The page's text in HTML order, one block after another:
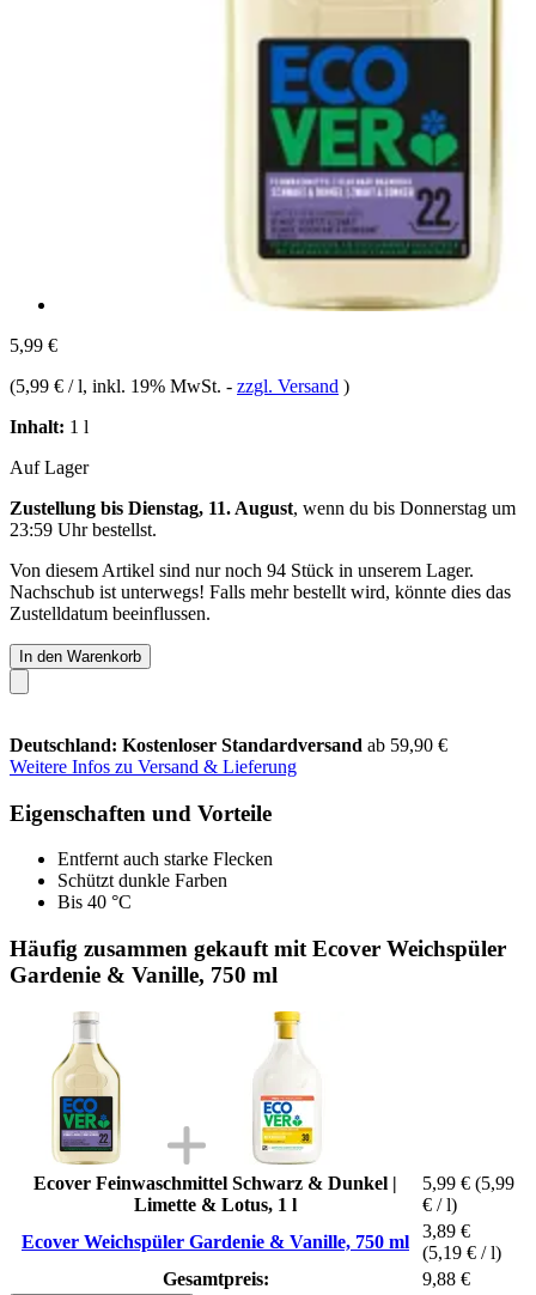
5,99 €
(5,99 € / l, inkl. 19% MwSt. - zzgl. Versand )
Inhalt: 1 l
Auf Lager
Zustellung bis Dienstag, 11. August, wenn du bis Donnerstag um
23:59 Uhrbestellst.
Von diesem Artikel sind nur noch 94 Stück in unserem Lager.
Nachschub ist unterwegs! Falls mehr bestellt wird, könnte dies das
Zustelldatum beeinflussen.
In den Warenkorb
Deutschland: Kostenloser Standardversand ab 59,90 €
Weitere Infos zu Versand & Lieferung
Eigenschaften und Vorteile
Entfernt auch starke Flecken
Schützt dunkle Farben
Bis 40 °C
Häufig zusammen gekauft mit Ecover Weichspüler
Gardenie & Vanille, 750 ml
Ecover Feinwaschmittel Schwarz & Dunkel |
Limette & Lotus, 1 l
5,99 € (5,99
€ / l)
Ecover Weichspüler Gardenie & Vanille, 750 ml
3,89 €
(5,19 € / l)
Gesamtpreis:
9,88 €